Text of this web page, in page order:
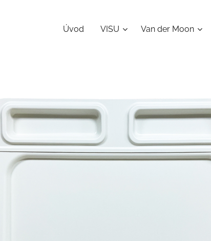
Úvod VISU Van der Moon